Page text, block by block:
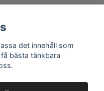
det innehåll som
bästa tänkbara